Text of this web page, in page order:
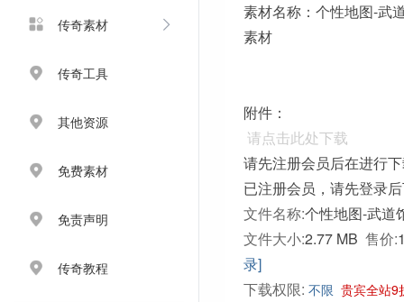
传奇素材
传奇工具
其他资源
免费素材
免责声明
传奇教程
素材名称：个性地图-武
素材
附件：
请点击此处下载
请先注册会员后在进行
已注册会员，请先登录
文件名称:个性地图-武道
文件大小:2.77 MB 售价:
录]
下载权限: 不限 贵宾全站9